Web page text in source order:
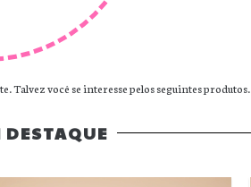
Talvez você se interesse pelos seguintes produtos.
DESTAQUE